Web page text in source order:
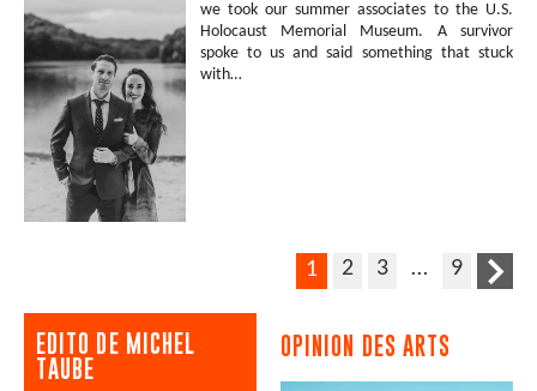
we took our summer associates to the U.S.
Holocaust Memorial Museum. A survivor
spoke to us and said something that stuck
with…
1 2 3 … 9
EDITO DE MICHEL
TAUBE
OPINION DES ARTS